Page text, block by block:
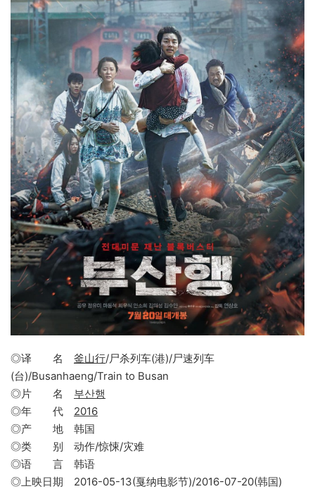
◎译 名 釜山行/尸杀列车(港)/尸速列车
(台)/Busanhaeng/Train to Busan
◎片 名 부산행
◎年 代 2016
◎产 地 韩国
◎类 别 动作/惊悚/灾难
◎语 言 韩语
◎上映日期 2016-05-13(戛纳电影节)/2016-07-20(韩国)